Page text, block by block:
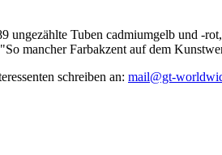
ungezählte Tuben cadmiumgelb und -
mancher Farbakzent auf dem
schreiben an: mail@gt-